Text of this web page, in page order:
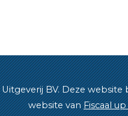
BV. Deze
website vanFiscaal